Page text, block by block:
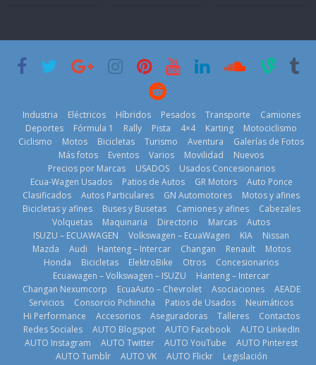
historia
11 de julio de
BMW, Toyota,
Bosch y
prueban flota
que usa
gasolina 100%
renovable
25 de julio de
2026
2026
La Vuelta al
Ecuador 2026,
edición 47ª,
recorre 7
provincias en 8
días
1 de agosto de
2026
29 de julio de
¿Qué puede
pasar con tu
vehículo si
permanece
varios días sin
usar?
3 de agosto de
2026
Industria Eléctricos Híbridos Pesados Transporte
Camiones
Deportes
Fórmula 1 Rally Pista 4×4 Karting
Motociclismo
Ciclismo
Motos Bicicletas Turismo Aventura
Galerías de Fotos
Más fotos
Eventos Varios Movilidad
Nuevos
Precios por Marcas
USADOS
Usados Concesionarios
Ecua-Wagen Usados
Patios de Autos GR Motors
Auto Ponce
Clasificados
Autos Particulares GN Automotores
Motos y afines
Bicicletas y afines
Buses y Busetas Camiones y afines
Cabezales
Volquetas
Maquinaria Directorio Marcas
Autos
ISUZU – ECUAWAGEN
Volkswagen – EcuaWagen KIA
Nissan
Mazda
Audi Hanteng – Intercar Changan Renault
Motos
Honda
Bicicletas ElektroBike Otros
Concesionarios
Ecuawagen – Volkswagen – ISUZU
Hanteng – Intercar
Changan Nexumcorp
EcuaAuto – Chevrolet Asociaciones
AEADE
Servicios
Consorcio Pichincha Patios de Usados
Neumáticos
Hi Performance
Accesorios Aseguradoras Talleres
Contactos
Redes Sociales
AUTO Blogspot AUTO Facebook
AUTO LinkedIn
AUTO Instagram
AUTO Twitter AUTO YouTube
AUTO Pinterest
AUTO Tumblr
AUTO VK AUTO Flickr Legislación